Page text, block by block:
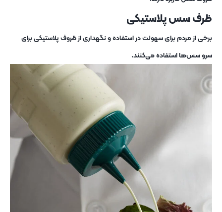
ظرف سس پلاستیکی
برخی از مردم برای سهولت در استفاده و نگهداری از ظروف پلاستیکی برای
سرو سس‌ها استفاده می‌کنند.